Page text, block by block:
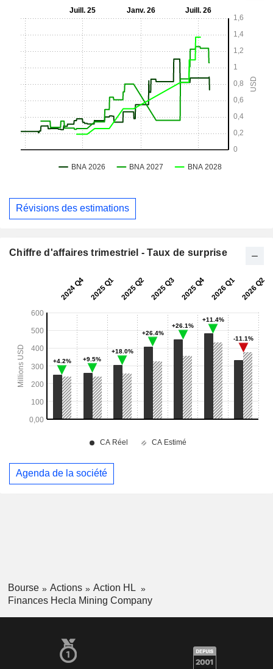
Révisions des estimations
Chiffre d'affaires trimestriel - Taux de surprise
Agenda de la société
Bourse Actions
Action HL
Finances Hecla Mining Company